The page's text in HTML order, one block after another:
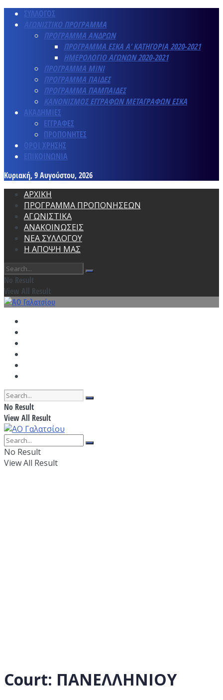
ΣΥΛΛΟΓΟΣ
ΑΓΩΝΙΣΤΙΚΟ ΠΡΟΓΡΑΜΜΑ
ΠΡΟΓΡΑΜΜΑ ΑΝΔΡΩΝ
ΠΡΟΓΡΑΜΜΑ ΕΣΚΑ Α’ ΚΑΤΗΓΟΡΙΑ 2020-2021
ΗΜΕΡΟΛΟΓΙΟ ΑΓΩΝΩΝ 2020-2021
ΠΡΟΓΡΑΜΜΑ ΜΙΝΙ
ΠΡΟΓΡΑΜΜΑ ΠΑΙΔΕΣ
ΠΡΟΓΡΑΜΜΑ ΠΑΜΠΑΙΔΕΣ
ΚΑΝΟΝΙΣΜΟΣ ΕΓΓΡΑΦΩΝ ΜΕΤΑΓΡΑΦΩΝ ΕΣΚΑ
ΑΚΑΔΗΜΙΕΣ
ΕΓΓΡΑΦΕΣ
ΠΡΟΠΟΝΗΤΕΣ
ΟΡΟΙ ΧΡΗΣΗΣ
ΕΠΙΚΟΙΝΩΝΙΑ
Κυριακή, 9 Αυγούστου, 2026
ΑΡΧΙΚΗ
ΠΡΟΓΡΑΜΜΑ ΠΡΟΠΟΝΗΣΕΩΝ
ΑΓΩΝΙΣΤΙΚΑ
ΑΝΑΚΟΙΝΩΣΕΙΣ
ΝΕΑ ΣΥΛΛΟΓΟΥ
Η ΑΠΟΨΗ ΜΑΣ
No Result
View All Result
No Result
View All Result
No Result
View All Result
Court: ΠΑΝΕΛΛΗΝΙΟΥ